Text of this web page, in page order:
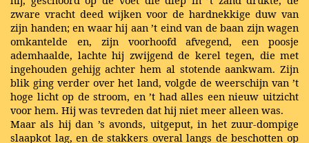
zware vracht deed wijken voor de hardnekkige duw van
zijn handen; en waar hij aan ’t eind van de baan zijn wagen
omkantelde en, zijn voorhoofd afvegend, een poosje
ademhaalde, lachte hij zwijgend de kerel tegen, die met
ingehouden gehijg achter hem al stotende aankwam. Zijn
blik ging verder over het land, volgde de weerschijn van ’t
hoge licht op de stroom, en ’t had alles een nieuw uitzicht
voor hem. Hij was tevreden dat hij niet meer alleen was.
Maar als hij dan ’s avonds, uitgeput, in het zuur-dompige
slaapkot lag, en de stakkers overal langs de beschotten op